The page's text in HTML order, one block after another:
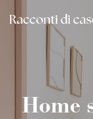
Home